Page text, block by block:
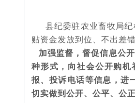
县纪委驻农业畜牧局
贴资金发放到位、不出差
加强监督，督促信息公
种形式，向社会公开购
报、投诉电话等信息，进
切实做到公开、公平、公